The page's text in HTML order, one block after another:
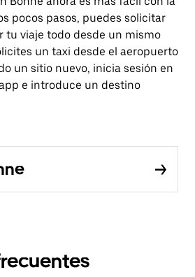
pocos pasos, puedes solicitar
tu viaje todo desde un mismo
un taxi desde el aeropuerto
un sitio nuevo, inicia sesión en
e introduce un destino